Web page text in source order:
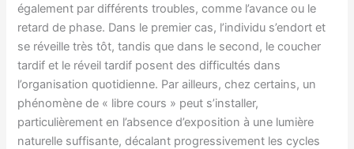
également par différents troubles, comme l’avance ou le
retard de phase. Dans le premier cas, l’individu s’endort et
se réveille très tôt, tandis que dans le second, le coucher
tardif et le réveil tardif posent des difficultés dans
l’organisation quotidienne. Par ailleurs, chez certains, un
phénomène de « libre cours » peut s’installer,
particulièrement en l’absence d’exposition à une lumière
naturelle suffisante, décalant progressivement les cycles